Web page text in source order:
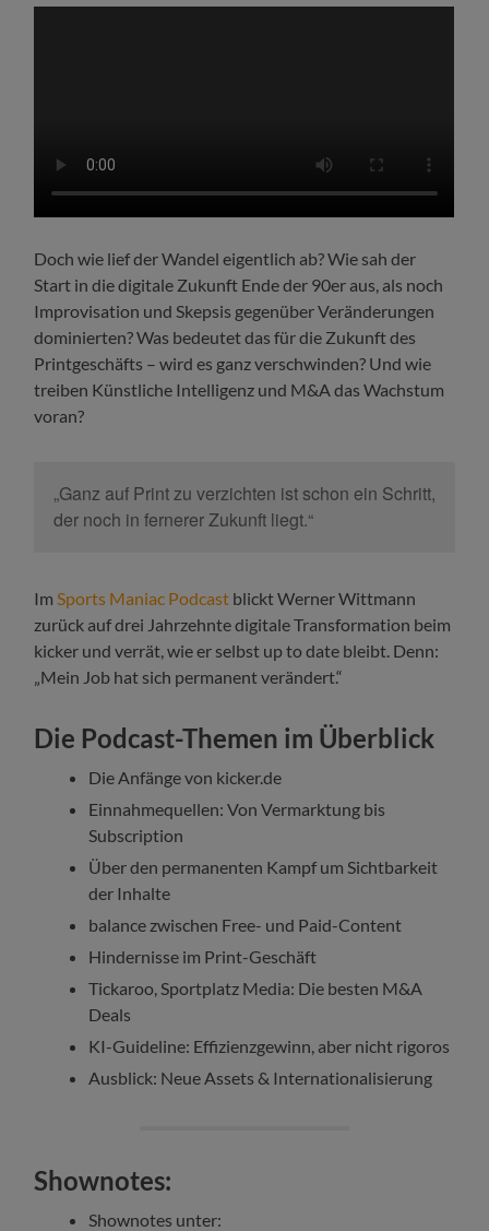
Doch wie lief der Wandel eigentlich ab? Wie sah der
Start in die digitale Zukunft Ende der 90er aus, als noch
Improvisation und Skepsis gegenüber Veränderungen
dominierten? Was bedeutet das für die Zukunft des
Printgeschäfts – wird es ganz verschwinden? Und wie
treiben Künstliche Intelligenz und M&A das Wachstum
voran?
„Ganz auf Print zu verzichten ist schon ein Schritt,
der noch in fernerer Zukunft liegt.“
Im Sports Maniac Podcast blickt Werner Wittmann
zurück auf drei Jahrzehnte digitale Transformation beim
kicker und verrät, wie er selbst up to date bleibt. Denn:
„Mein Job hat sich permanent verändert.“
Die Podcast-Themen im Überblick
Die Anfänge von kicker.de
Einnahmequellen: Von Vermarktung bis
Subscription
Über den permanenten Kampf um Sichtbarkeit
der Inhalte
balance zwischen Free- und Paid-Content
Hindernisse im Print-Geschäft
Tickaroo, Sportplatz Media: Die besten M&A
Deals
KI-Guideline: Effizienzgewinn, aber nicht rigoros
Ausblick: Neue Assets & Internationalisierung
Shownotes:
Shownotes unter: